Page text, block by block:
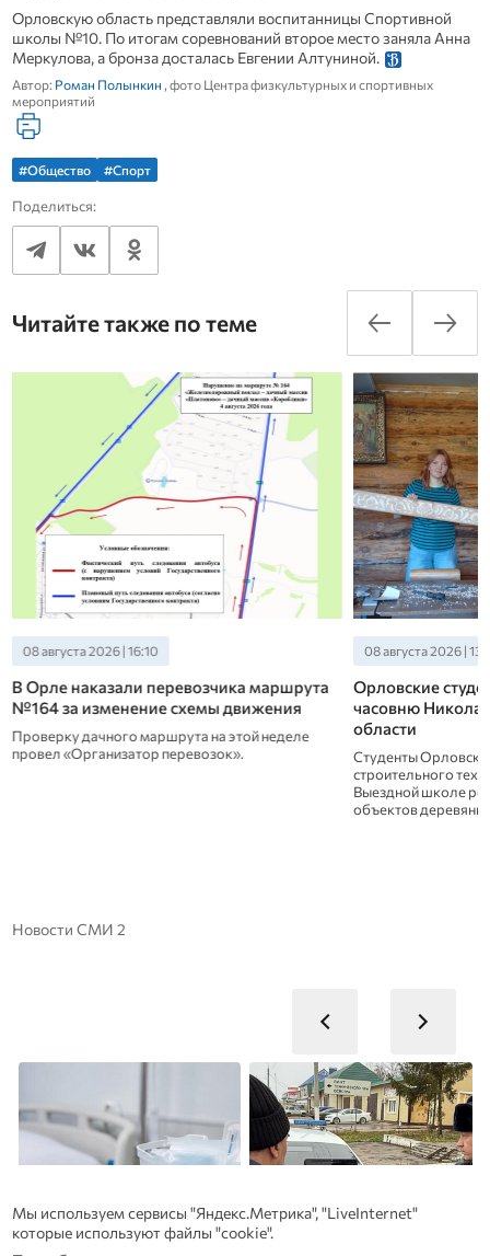
Орловскую область представляли воспитанницы Спортивной
школы №10. По итогам соревнований второе место заняла Анна
Меркулова, а бронза досталась Евгении Алтуниной.
Автор: Роман Полынкин , фото Центра физкультурных и спортивных
мероприятий
#Общество #Спорт
Поделиться:
Читайте также по теме
08 августа 2026 | 16:10
В Орле наказали перевозчика маршрута
№164 за изменение схемы движения
Проверку дачного маршрута на этой неделе
провел «Организатор перевозок».
08 августа 2026 |
Орловские
часовню
области
Студенты
строительного
Выездной школе
объектов
Новости СМИ 2
Мы используем сервисы "Яндекс.Метрика", "LiveInternet"
которые используют файлы "cookie".